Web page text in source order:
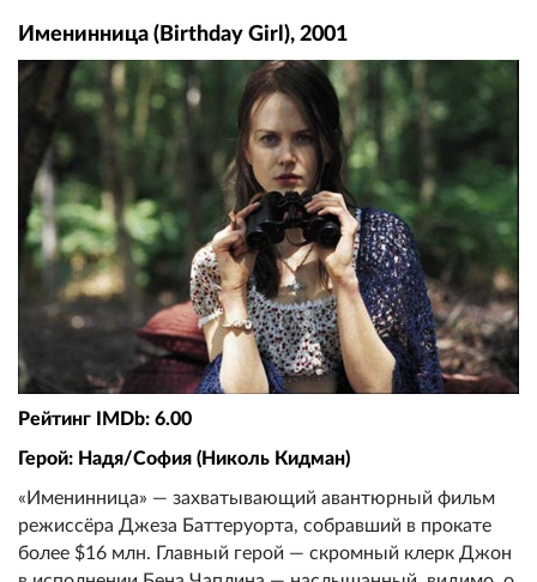
Именинница (Birthday Girl), 2001
Рейтинг IMDb: 6.00
Герой: Надя/София (Николь Кидман)
«Именинница» — захватывающий авантюрный фильм
режиссёра Джеза Баттеруорта, собравший в прокате
более $16 млн. Главный герой — скромный клерк Джон